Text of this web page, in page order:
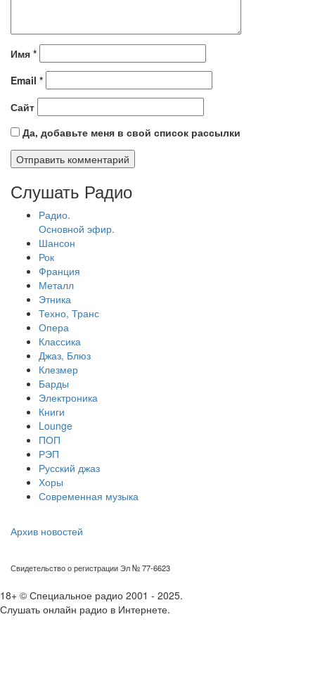
Имя *
Email *
Сайт
Да, добавьте меня в свой список рассылки
Слушать Радио
Радио.
Основной эфир.
Шансон
Рок
Франция
Металл
Этника
Техно, Транс
Опера
Классика
Джаз, Блюз
Клезмер
Барды
Электроника
Книги
Lounge
ПОП
РЭП
Русский джаз
Хоры
Современная музыка
Архив новостей
Свидетельство о регистрации Эл № 77-6623
18+ © Специальное радио 2001 - 2025.
Слушать онлайн радио в Интернете.